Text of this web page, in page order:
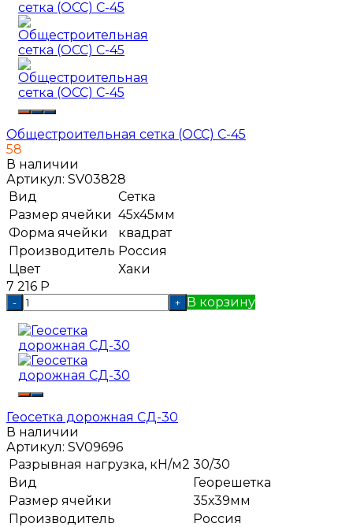
Общестроительная сетка (ОСС) С-45
58
В наличии
Артикул: SV03828
Вид
Сетка
Размер ячейки 45х45мм
Форма ячейки
квадрат
Производитель Россия
Цвет
Хаки
7 216 Р
- + В корзину
Геосетка дорожная СД-30
В наличии
Артикул: SV09696
Разрывная нагрузка, кН/м2 30/30
Вид
Георешетка
Размер ячейки
35х39мм
Производитель
Россия